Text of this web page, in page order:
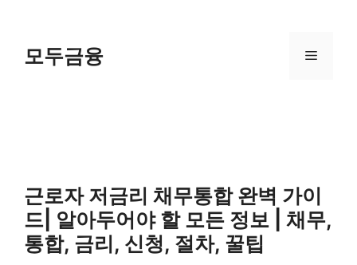
content모두금융 Menu
근로자 저금리 채무통합 완벽 가이
드| 알아두어야 할 모든 정보 | 채무,
통합, 금리, 신청, 절차, 꿀팁